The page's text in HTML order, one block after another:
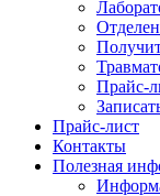
Прайс-
Прайс-лист
Контакты
Полезная